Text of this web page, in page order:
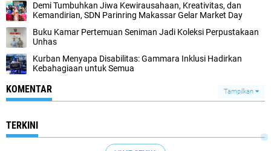
Demi Tumbuhkan Jiwa Kewirausahaan, Kreativitas, dan
Kemandirian, SDN Parinring Makassar Gelar Market Day
Buku Kamar Pertemuan Seniman Jadi Koleksi Perpustakaan
Unhas
Kurban Menyapa Disabilitas: Gammara Inklusi Hadirkan
Kebahagiaan untuk Semua
KOMENTAR Tampilkan
TERKINI